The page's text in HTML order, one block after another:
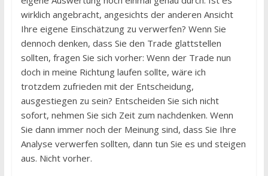
wirklich angebracht, angesichts der anderen Ansicht
Ihre eigene Einschätzung zu verwerfen? Wenn Sie
dennoch denken, dass Sie den Trade glattstellen
sollten, fragen Sie sich vorher: Wenn der Trade nun
doch in meine Richtung laufen sollte, wäre ich
trotzdem zufrieden mit der Entscheidung,
ausgestiegen zu sein? Entscheiden Sie sich nicht
sofort, nehmen Sie sich Zeit zum nachdenken. Wenn
Sie dann immer noch der Meinung sind, dass Sie Ihre
Analyse verwerfen sollten, dann tun Sie es und steigen
aus. Nicht vorher.